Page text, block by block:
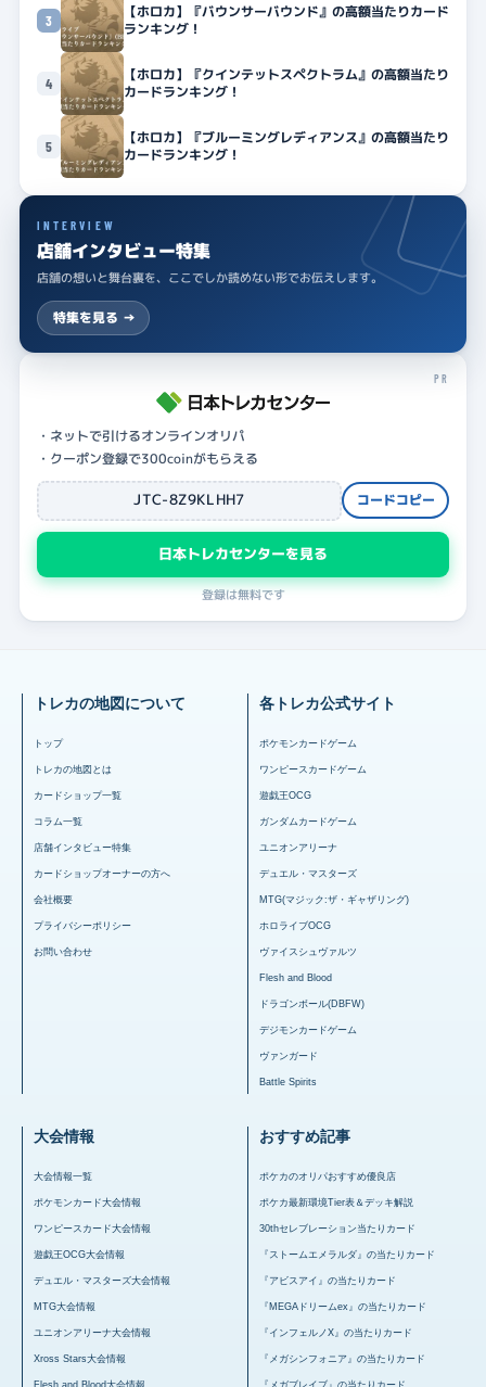
3
【ホロカ】『バウンサーバウンド』の高額当たりカード
ランキング！
4
【ホロカ】『クインテットスペクトラム』の高額当たり
カードランキング！
5
【ホロカ】『ブルーミングレディアンス』の高額当たり
カードランキング！
INTERVIEW
店舗インタビュー特集
店舗の想いと舞台裏を、ここでしか読めない形でお伝えします。
特集を見る →
PR
・ネットで引けるオンラインオリパ
・クーポン登録で300coinがもらえる
JTC-8Z9KLHH7 コードコピー
日本トレカセンターを見る
登録は無料です
トレカの地図について
トップ
トレカの地図とは
カードショップ一覧
コラム一覧
店舗インタビュー特集
カードショップオーナーの方へ
会社概要
プライバシーポリシー
お問い合わせ
各トレカ公式サイト
ポケモンカードゲーム
ワンピースカードゲーム
遊戯王OCG
ガンダムカードゲーム
ユニオンアリーナ
デュエル・マスターズ
MTG(マジック:ザ・ギャザリング)
ホロライブOCG
ヴァイスシュヴァルツ
Flesh and Blood
ドラゴンボール(DBFW)
デジモンカードゲーム
ヴァンガード
Battle Spirits
大会情報
大会情報一覧
ポケモンカード大会情報
ワンピースカード大会情報
遊戯王OCG大会情報
デュエル・マスターズ大会情報
MTG大会情報
ユニオンアリーナ大会情報
Xross Stars大会情報
Flesh and Blood大会情報
おすすめ記事
ポケカのオリパおすすめ優良店
ポケカ最新環境Tier表＆デッキ解説
30thセレブレーション当たりカード
『ストームエメラルダ』の当たりカード
『アビスアイ』の当たりカード
『MEGAドリームex』の当たりカード
『インフェルノX』の当たりカード
『メガシンフォニア』の当たりカード
『メガブレイブ』の当たりカード